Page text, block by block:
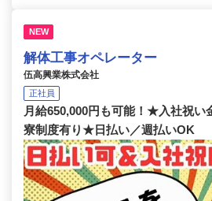
NEW
解体工事オペレーター
伍高興業株式会社
正社員
月給650,000円も可能！★入社祝
寮制度有り★日払い／週払いOK